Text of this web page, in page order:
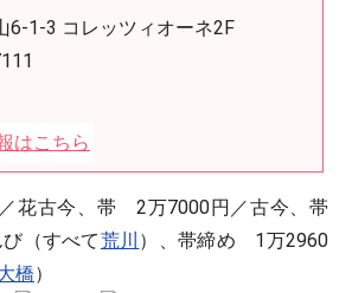
6-1-3 コレッツィオーネ2F
花古今、帯 2万7000円／古今、帯
（すべて荒川 ）、帯締め 1万2960
橋）